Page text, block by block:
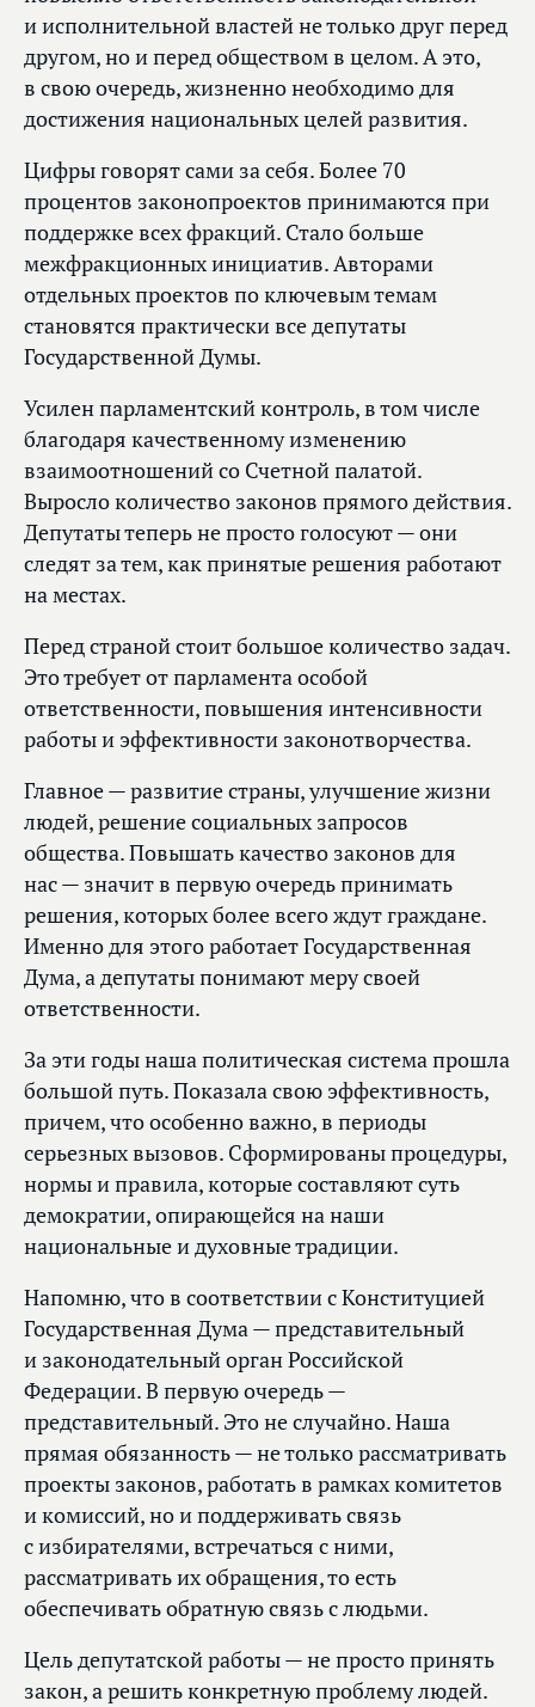
и исполнительной властей не только друг перед
другом, но и перед обществом в целом. А это,
в свою очередь, жизненно необходимо для
достижения национальных целей развития.
Цифры говорят сами за себя. Более 70
процентов законопроектов принимаются при
поддержке всех фракций. Стало больше
межфракционных инициатив. Авторами
отдельных проектов по ключевым темам
становятся практически все депутаты
Государственной Думы.
Усилен парламентский контроль, в том числе
благодаря качественному изменению
взаимоотношений со Счетной палатой.
Выросло количество законов прямого действия.
Депутаты теперь не просто голосуют — они
следят за тем, как принятые решения работают
на местах.
Перед страной стоит большое количество задач.
Это требует от парламента особой
ответственности, повышения интенсивности
работы и эффективности законотворчества.
Главное — развитие страны, улучшение жизни
людей, решение социальных запросов
общества. Повышать качество законов для
нас — значит в первую очередь принимать
решения, которых более всего ждут граждане.
Именно для этого работает Государственная
Дума, а депутаты понимают меру своей
ответственности.
За эти годы наша политическая система прошла
большой путь. Показала свою эффективность,
причем, что особенно важно, в периоды
серьезных вызовов. Сформированы процедуры,
нормы и правила, которые составляют суть
демократии, опирающейся на наши
национальные и духовные традиции.
Напомню, что в соответствии с Конституцией
Государственная Дума — представительный
и законодательный орган Российской
Федерации. В первую очередь —
представительный. Это не случайно. Наша
прямая обязанность — не только рассматривать
проекты законов, работать в рамках комитетов
и комиссий, но и поддерживать связь
с избирателями, встречаться с ними,
рассматривать их обращения, то есть
обеспечивать обратную связь с людьми.
Цель депутатской работы — не просто принять
закон, а решить конкретную проблему людей.